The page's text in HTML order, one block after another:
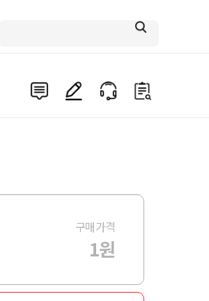
구매가격
1원